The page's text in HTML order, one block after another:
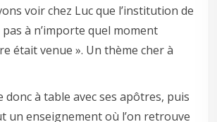
voir chez Luc que l’institution de
pas à n’importe quel moment
était venue ». Un thème cher à
donc à table avec ses apôtres, puis
un enseignement où l’on retrouve